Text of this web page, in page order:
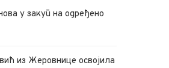
у закуп на одређено
из Жеровнице освојила